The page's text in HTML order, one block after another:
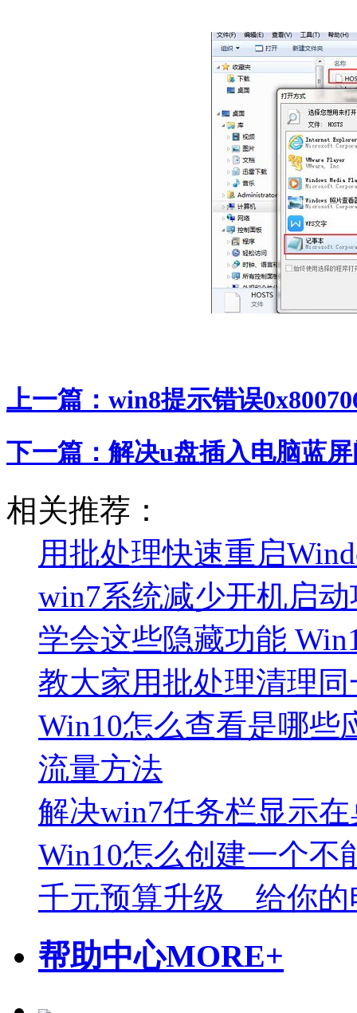
上一篇： win8提示错误
下一篇：解决u盘插入电脑蓝
相关推荐：
用批处理快速重启
win7系统减少开机启动
学会这些隐藏功能
教大家用批处理清理
Win10怎么查看是哪些
流量方法
解决win7任务栏显示
Win10怎么创建一个不
千元预算升级 给你的
帮助中心MORE+